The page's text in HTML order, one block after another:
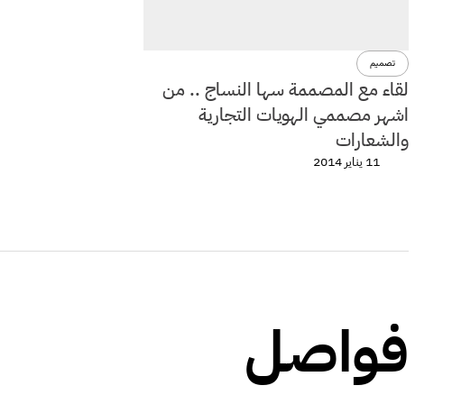
تصميم
لقاء مع المصممة سها النساج .. من
اشهر مصممي الهويات التجارية
والشعارات
11 يناير 2014
فواصل